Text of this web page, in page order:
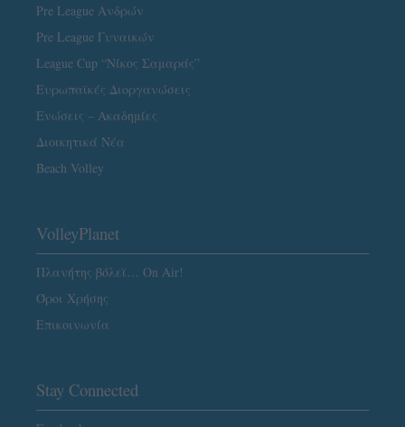
Pre League Ανδρών
Pre League Γυναικών
League Cup “Νίκος Σαμαράς”
Ευρωπαϊκές Διοργανώσεις
Ενώσεις – Ακαδημίες
Διοικητικά Νέα
Beach Volley
VolleyPlanet
Πλανήτης βόλεϊ… On Air!
Όροι Χρήσης
Επικοινωνία
Stay Connected